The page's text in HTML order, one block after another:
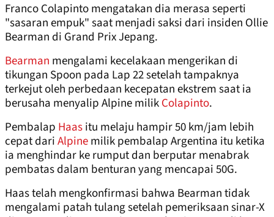
Franco Colapinto mengatakan dia merasa seperti
"sasaran empuk" saat menjadi saksi dari insiden Ollie
Bearman di Grand Prix Jepang.
Bearman mengalami kecelakaan mengerikan di
tikungan Spoon pada Lap 22 setelah tampaknya
terkejut oleh perbedaan kecepatan ekstrem saat ia
berusaha menyalip Alpine milikColapinto.
Pembalap Haasitu melaju hampir 50 km/jam lebih
cepat dariAlpinemilik pembalap Argentina itu ketika
ia menghindar ke rumput dan berputar menabrak
pembatas dalam benturan yang mencapai 50G.
Haas telah mengkonfirmasi bahwa Bearman tidak
mengalami patah tulang setelah pemeriksaan sinar-X